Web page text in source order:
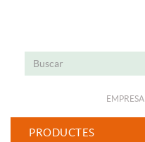
EMPRESA
PRODUCTES